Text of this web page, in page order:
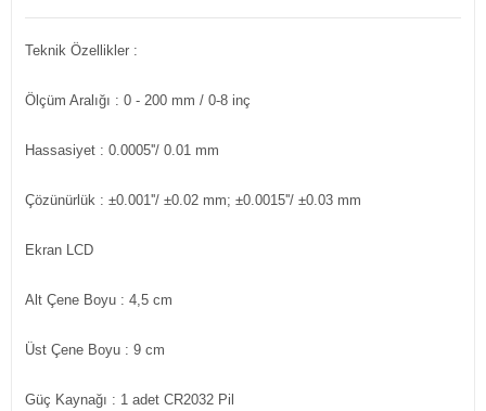
Teknik Özellikler :
Ölçüm Aralığı : 0 - 200 mm / 0-8 inç
Hassasiyet : 0.0005''/ 0.01 mm
Çözünürlük : ±0.001''/ ±0.02 mm; ±0.0015''/ ±0.03 mm
Ekran LCD
Alt Çene Boyu : 4,5 cm
Üst Çene Boyu : 9 cm
Güç Kaynağı : 1 adet CR2032 Pil